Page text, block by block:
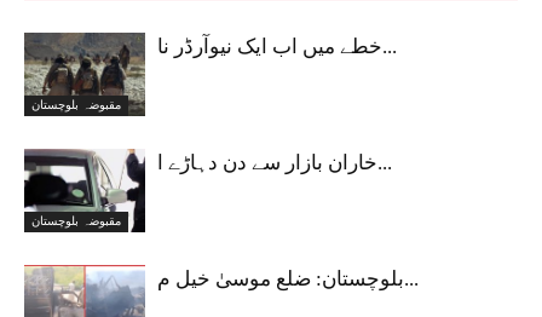
مقبوضہ بلوچستان
خطے میں اب ایک نیوآرڈر نا...
مقبوضہ بلوچستان
خاران بازار سے دن دہاڑے ا...
بلوچستان: ضلع موسیٰ خیل م...